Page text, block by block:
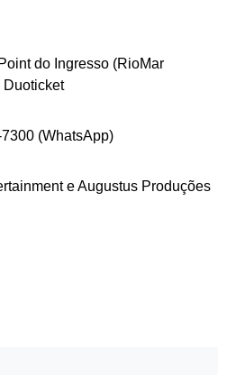
do Ingresso (RioMar
Duoticket
(WhatsApp)
e Augustus Produções